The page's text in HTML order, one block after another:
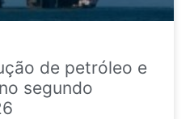
de petróleo e
segundo